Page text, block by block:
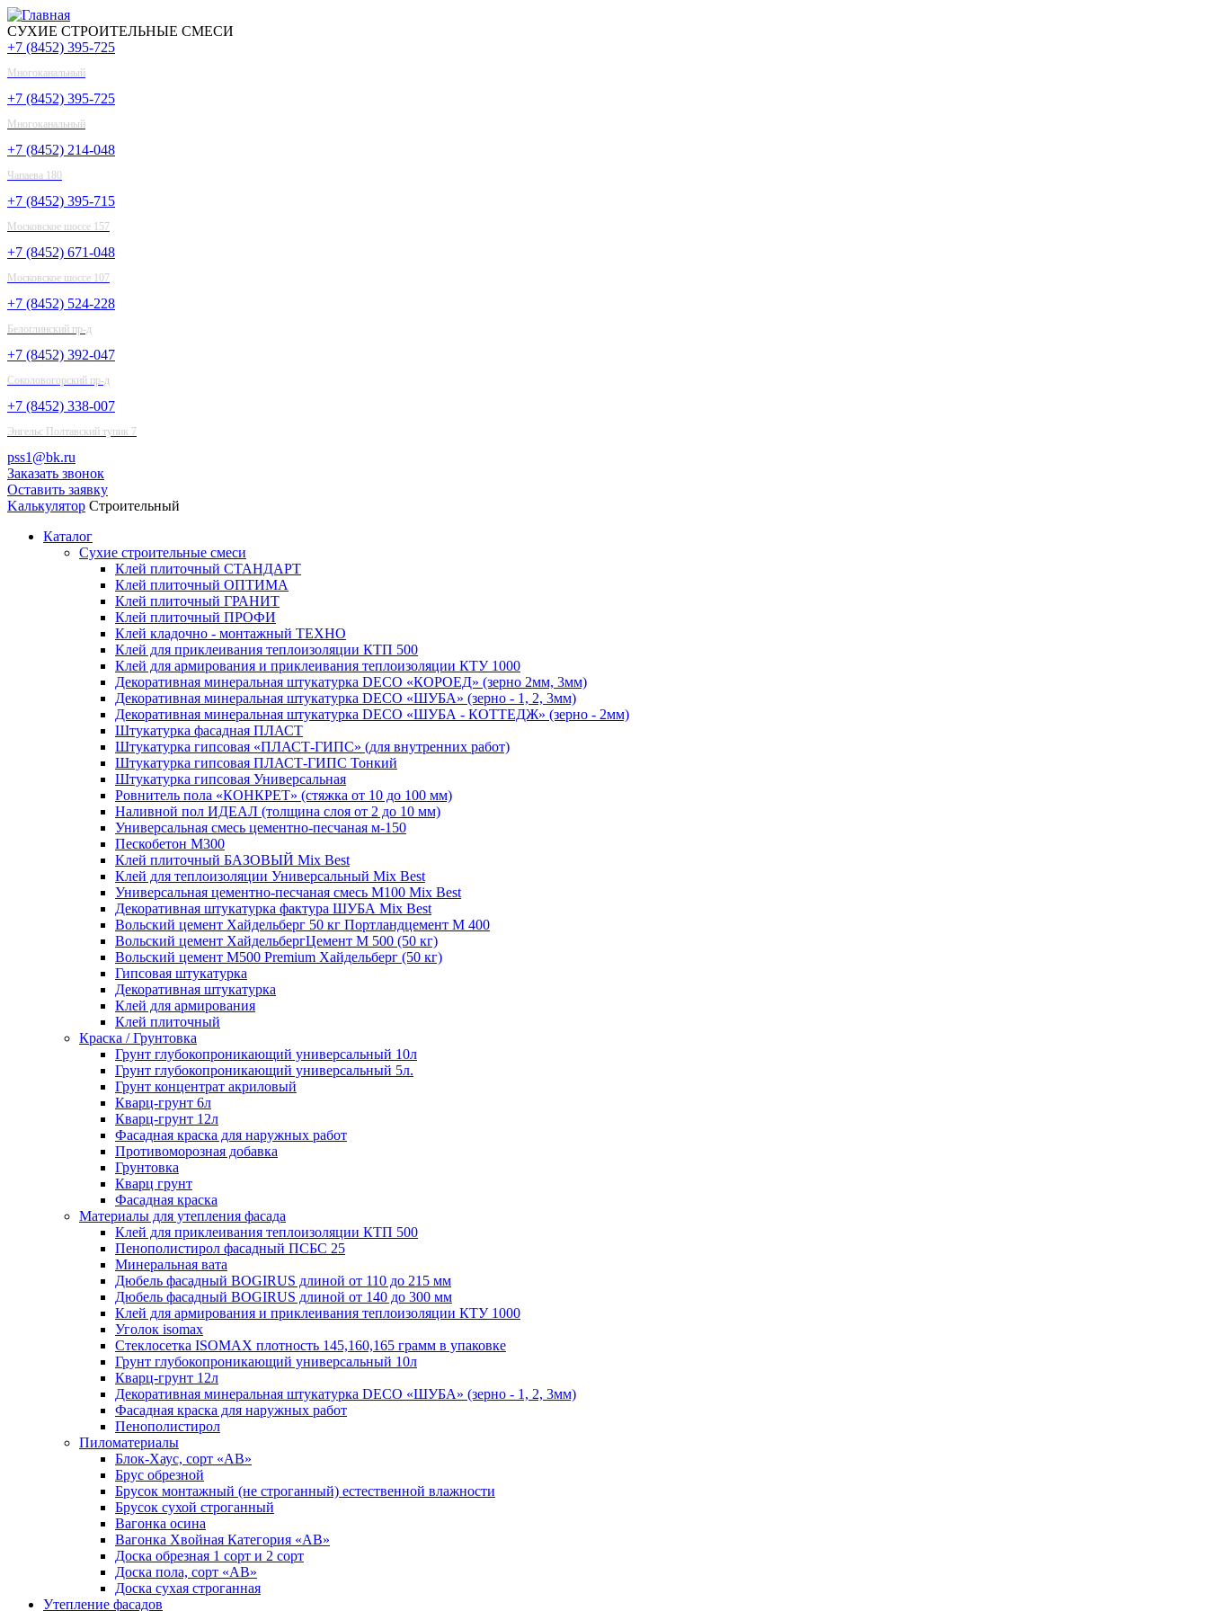
СУХИЕ СТРОИТЕЛЬНЫЕ СМЕСИ
+7 (8452) 395-725
Многоканальный
+7 (8452) 395-725
Многоканальный
+7 (8452) 214-048
Чапаева 180
+7 (8452) 395-715
Московское шоссе 157
+7 (8452) 671-048
Московское шоссе 107
+7 (8452) 524-228
Белоглинский пр-д
+7 (8452) 392-047
Соколовогорский пр-д
+7 (8452) 338-007
Энгельс Полтавский тупик 7
pss1@bk.ru
Заказать звонок
Оставить заявку
Kалькулятор Строительный
Каталог
Сухие строительные смеси
Клей плиточный СТАНДАРТ
Клей плиточный ОПТИМА
Клей плиточный ГРАНИТ
Клей плиточный ПРОФИ
Клей кладочно - монтажный ТЕХНО
Клей для приклеивания теплоизоляции КТП 500
Клей для армирования и приклеивания теплоизоляции КТУ 1000
Декоративная минеральная штукатурка DECO «КОРОЕД» (зерно 2мм, 3мм)
Декоративная минеральная штукатурка DECO «ШУБА» (зерно - 1, 2, 3мм)
Декоративная минеральная штукатурка DECO «ШУБА - КОТТЕДЖ» (зерно - 2мм)
Штукатурка фасадная ПЛАСТ
Штукатурка гипсовая «ПЛАСТ-ГИПС» (для внутренних работ)
Штукатурка гипсовая ПЛАСТ-ГИПС Тонкий
Штукатурка гипсовая Универсальная
Ровнитель пола «КОНКРЕТ» (стяжка от 10 до 100 мм)
Наливной пол ИДЕАЛ (толщина слоя от 2 до 10 мм)
Универсальная смесь цементно-песчаная м-150
Пескобетон M300
Клей плиточный БАЗОВЫЙ Mix Best
Клей для теплоизоляции Универсальный Mix Best
Универсальная цементно-песчаная смесь М100 Mix Best
Декоративная штукатурка фактура ШУБА Mix Best
Вольский цемент Хайдельберг 50 кг Портландцемент М 400
Вольский цемент ХайдельбергЦемент М 500 (50 кг)
Вольский цемент М500 Premium Хайдельберг (50 кг)
Гипсовая штукатурка
Декоративная штукатурка
Клей для армирования
Клей плиточный
Краска / Грунтовка
Грунт глубокопроникающий универсальный 10л
Грунт глубокопроникающий универсальный 5л.
Грунт концентрат акриловый
Кварц-грунт 6л
Кварц-грунт 12л
Фасадная краска для наружных работ
Противоморозная добавка
Грунтовка
Кварц грунт
Фасадная краска
Материалы для утепления фасада
Клей для приклеивания теплоизоляции КТП 500
Пенополистирол фасадный ПСБС 25
Минеральная вата
Дюбель фасадный BOGIRUS длиной от 110 до 215 мм
Дюбель фасадный BOGIRUS длиной от 140 до 300 мм
Клей для армирования и приклеивания теплоизоляции КТУ 1000
Уголок isomax
Cтеклосетка ISOMAX плотность 145,160,165 грамм в упаковке
Грунт глубокопроникающий универсальный 10л
Кварц-грунт 12л
Декоративная минеральная штукатурка DECO «ШУБА» (зерно - 1, 2, 3мм)
Фасадная краска для наружных работ
Пенополистирол
Пиломатериалы
Блок-Хаус, сорт «АВ»
Брус обрезной
Брусок монтажный (не строганный) естественной влажности
Брусок сухой строганный
Вагонка осина
Вагонка Хвойная Категория «АВ»
Доска обрезная 1 сорт и 2 сорт
Доска пола, сорт «АВ»
Доска сухая строганная
Утепление фасадов